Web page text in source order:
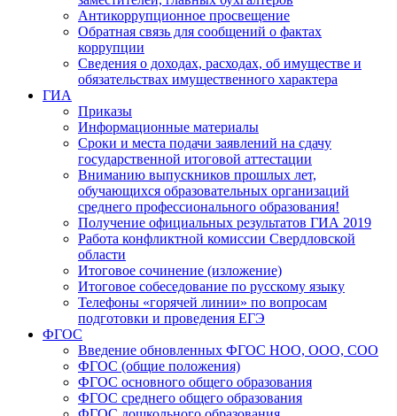
Антикоррупционное просвещение
Обратная связь для сообщений о фактах
коррупции
Сведения о доходах, расходах, об имуществе и
обязательствах имущественного характера
ГИА
Приказы
Информационные материалы
Сроки и места подачи заявлений на сдачу
государственной итоговой аттестации
Вниманию выпускников прошлых лет,
обучающихся образовательных организаций
среднего профессионального образования!
Получение официальных результатов ГИА 2019
Работа конфликтной комиссии Свердловской
области
Итоговое сочинение (изложение)
Итоговое собеседование по русскому языку
Телефоны «горячей линии» по вопросам
подготовки и проведения ЕГЭ
ФГОС
Введение обновленных ФГОС НОО, ООО, СОО
ФГОС (общие положения)
ФГОС основного общего образования
ФГОС среднего общего образования